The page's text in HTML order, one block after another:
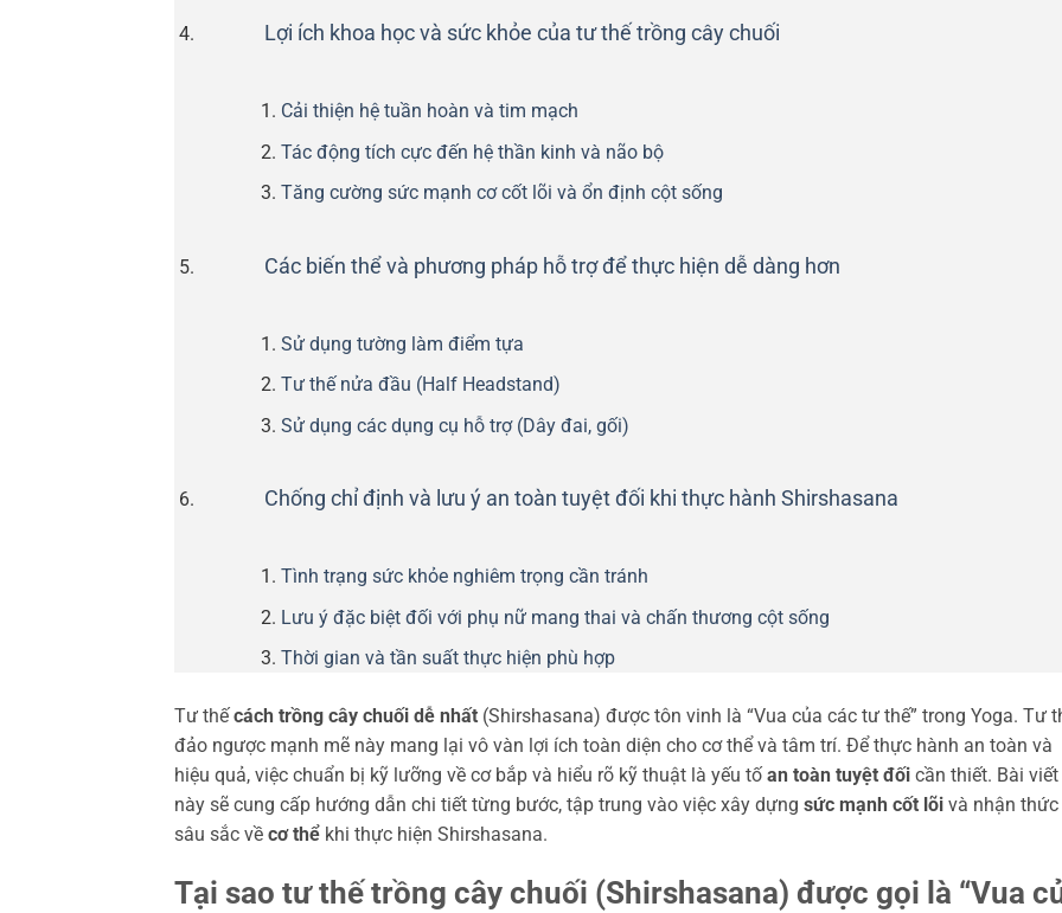
Lợi ích khoa học và sức khỏe của tư thế trồng cây chuối
Cải thiện hệ tuần hoàn và tim mạch
Tác động tích cực đến hệ thần kinh và não bộ
Tăng cường sức mạnh cơ cốt lõi và ổn định cột sống
Các biến thể và phương pháp hỗ trợ để thực hiện dễ dàng hơn
Sử dụng tường làm điểm tựa
Tư thế nửa đầu (Half Headstand)
Sử dụng các dụng cụ hỗ trợ (Dây đai, gối)
Chống chỉ định và lưu ý an toàn tuyệt đối khi thực hành Shirshasana
Tình trạng sức khỏe nghiêm trọng cần tránh
Lưu ý đặc biệt đối với phụ nữ mang thai và chấn thương cột sống
Thời gian và tần suất thực hiện phù hợp
Tư thếcách trồng cây chuối dễ nhất (Shirshasana) được tôn vinh là “Vua của các tư thế” trong Yoga. Tư
đảo ngược mạnh mẽ này mang lại vô vàn lợi ích toàn diện cho cơ thể và tâm trí. Để thực hành an toàn và
hiệu quả, việc chuẩn bị kỹ lưỡng về cơ bắp và hiểu rõ kỹ thuật là yếu tố an toàn tuyệt đối cần thiết. Bài viết
này sẽ cung cấp hướng dẫn chi tiết từng bước, tập trung vào việc xây dựng sức mạnh cốt lõi và nhận thức
sâu sắc về cơ thể khi thực hiện Shirshasana.
Tại sao tư thế trồng cây chuối (Shirshasana) được gọi là “Vua